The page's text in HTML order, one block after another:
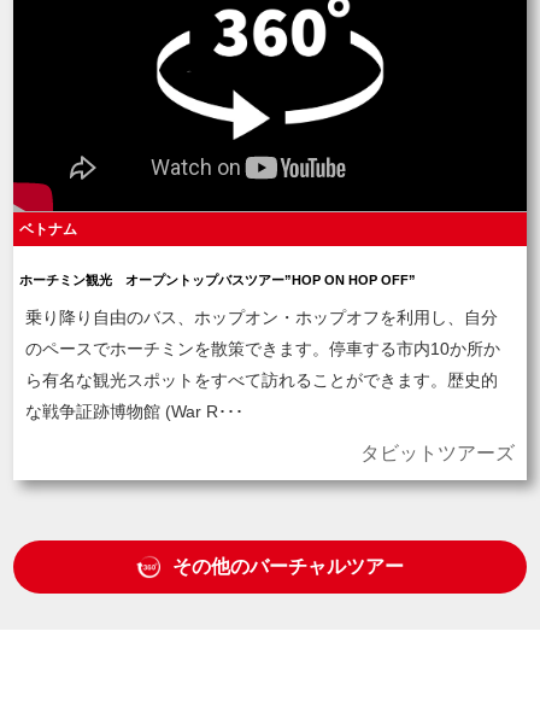
ベトナム
ホーチミン観光 オープントップバスツアー”HOP ON HOP OFF”
乗り降り自由のバス、ホップオン・ホップオフを利用し、自分
のペースでホーチミンを散策できます。停車する市内10か所か
ら有名な観光スポットをすべて訪れることができます。歴史的
な戦争証跡博物館 (War R･･･
タビットツアーズ
その他のバーチャルツアー